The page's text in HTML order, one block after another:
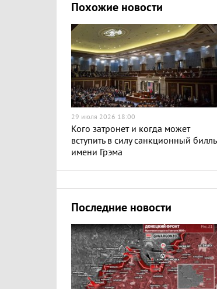
Похожие новости
29 июля 2026 18:00
Кого затронет и когда может
вступить в силу санкционный билль
имени Грэма
Последние новости